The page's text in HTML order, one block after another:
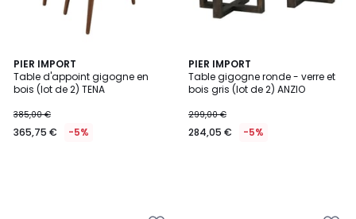
PIER IMPORT
Table d'appoint gigogne en
bois (lot de 2) TENA
385,00 €
365,75 € -5%
PIER IMPORT
Table gigogne ronde - verre et
bois gris (lot de 2) ANZIO
299,00 €
284,05 € -5%